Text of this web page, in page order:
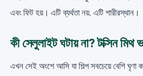
এবং ফিট হয়। এটি ব্যর্থতা নয়, এটি শারীরস্থান।
কী সেলুলাইট ঘটায় না? টক্সিন মিথ
এখন সেই অংশে আসি যা শিল্প সবচেয়ে বেশি ঘৃণা